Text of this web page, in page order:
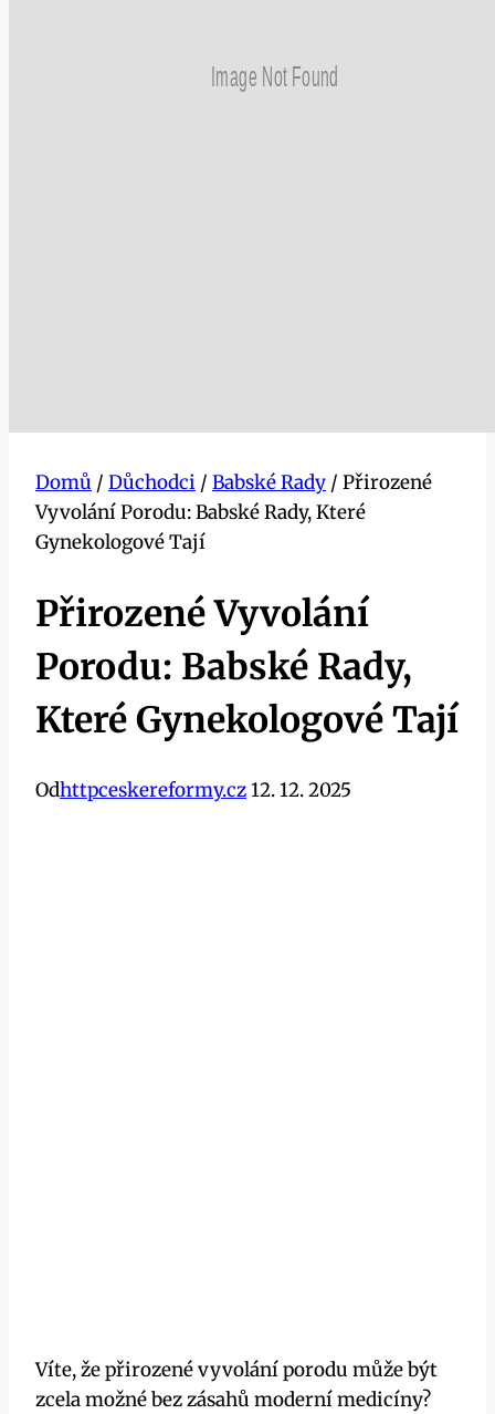
Domů / Důchodci / Babské Rady / Přirozené
Vyvolání Porodu: Babské Rady, Které
Gynekologové Tají
Přirozené Vyvolání
Porodu: Babské Rady,
Které Gynekologové Tají
Odhttpceskereformy.cz12. 12. 2025
Víte, že přirozené vyvolání porodu může být
zcela možné bez zásahů moderní medicíny?